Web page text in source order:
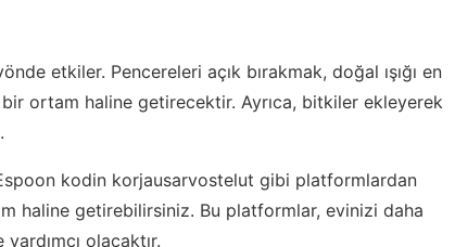
etkiler. Pencereleri açık bırakmak, doğal ışığı en
ortam haline getirecektir. Ayrıca, bitkiler ekleyerek
kodin korjausarvostelut gibi platformlardan
haline getirebilirsiniz. Bu platformlar, evinizi daha
olacaktır.